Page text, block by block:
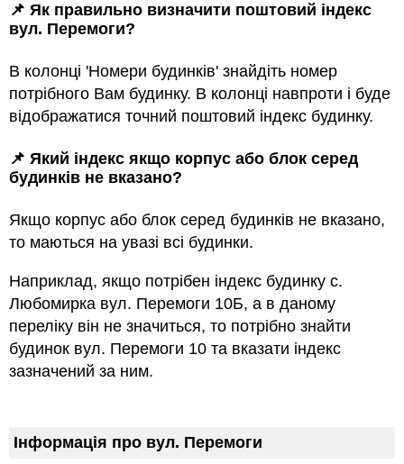
📌 Як правильно визначити поштовий індекс
вул. Перемоги?
В колонці 'Номери будинків' знайдіть номер
потрібного Вам будинку. В колонці навпроти і буде
відображатися точний поштовий індекс будинку.
📌 Який індекс якщо корпус або блок серед
будинкiв не вказано?
Якщо корпус або блок серед будинкiв не вказано,
то маються на увазi всi будинки.
Наприклад, якщо потрiбен індекс будинку с.
Любомирка вул. Перемоги 10Б, а в даному
переліку він не значиться, то потрібно знайти
будинок вул. Перемоги 10 та вказати індекс
зазначений за ним.
Інформація про вул. Перемоги